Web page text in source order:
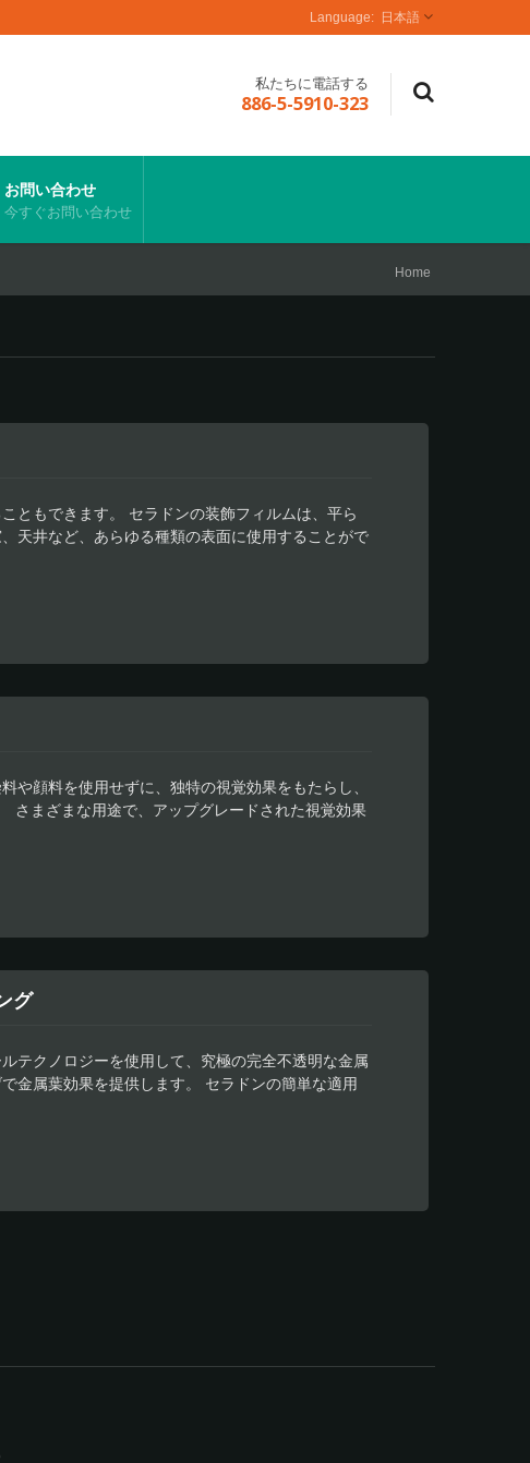
日本語
私たちに電話する
886-5-5910-323
お問い合わせ
今すぐお問い合わせ
Home
ともできます。 セラドンの装飾フィルムは、平ら
天井など、あらゆる種類の表面に使用することがで
や顔料を使用せずに、独特の視覚効果をもたらし、
まざまな用途で、アップグレードされた視覚効果
グ
テクノロジーを使用して、究極の完全不透明な金属
金属葉効果を提供します。 セラドンの簡単な適用